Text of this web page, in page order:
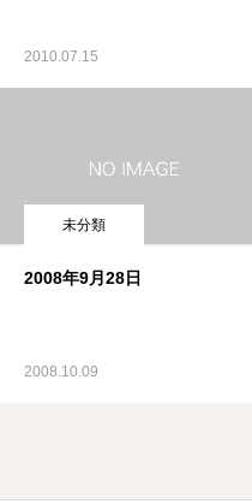
2010.07.15
未分類
2008年9月28日
2008.10.09